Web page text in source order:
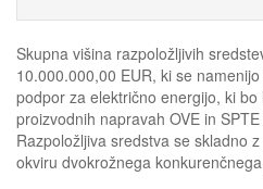
Skupna višina razpoložljivih
10.000.000,00 EUR, ki se
podpor za električno energijo, ki
proizvodnih napravah OVE in
Razpoložljiva sredstva se skladno
okviru dvokrožnega